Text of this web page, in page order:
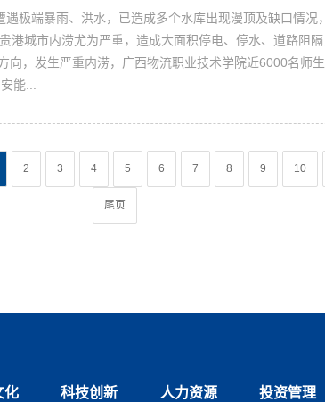
遇极端暴雨、洪水，已造成多个水库出现漫顶及缺口情况
港城市内涝尤为严重，造成大面积停电、停水、道路阻
向，发生严重内涝，广西物流职业技术学院近6000名师
能...
2 3 4 5 6 7 8 9 10
尾页
化 科技创新 人力资源 投资管理